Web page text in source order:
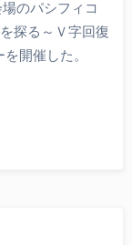
のパシフィコ
探る～Ｖ字回復
を開催した。